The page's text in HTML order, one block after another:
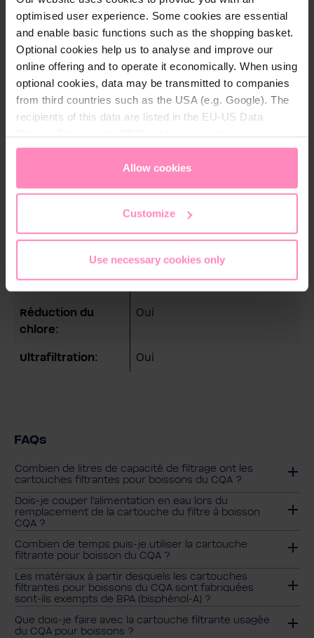
optimised user experience. Some cookies are essential
and enable basic functions such as the shopping basket.
Optional cookies help us to analyse and improve our
online offering and to operate it economically. When using
optional cookies, data may be transmitted to companies
from third countries such as the USA (e.g. Google). The
recipients of this data are listed in the EU-US Data
appropriate level of data protection. You canaccept all
only allow necessary cookies
access and change your chosen setting at any time in
Allow cookies
Customize
Use necessary cookies only
Apport en
magnésium:
≤ 35 mg/l
Capacité du filtre
à 12°f:
1 600 l pour application
froide/1 710 l pour
application chaude et froide
500 mm
un goût parfait:
Protection contre
le calcaire:
Oui
Réduction du
chlore:
Oui
Ultrafiltration: Oui
FAQs
Combien de litres de capacité de filtrage ont les
cartouches filtrantes pour boissons du CQA ?
Dois-je couper l'alimentation en eau lors du
remplacement de la cartouche du filtre à boisson
CQA ?
Combien de temps puis-je utiliser la cartouche
filtrante pour boisson du CQA ?
Les matériaux à partir desquels les cartouches
filtrantes pour boissons du CQA sont fabriquées
sont-ils exempts de BPA (bisphénol-A) ?
Que dois-je faire avec la cartouche filtrante usagée
du CQA pour boissons ?